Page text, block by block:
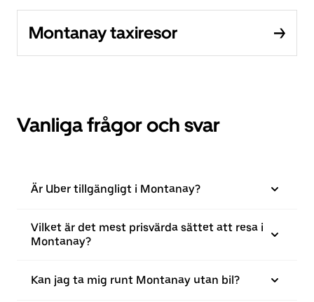
Montanay taxiresor
Vanliga frågor och svar
Är Uber tillgängligt i Montanay?
Vilket är det mest prisvärda sättet att resa i
Montanay?
Kan jag ta mig runt Montanay utan bil?